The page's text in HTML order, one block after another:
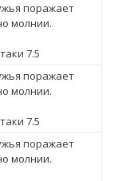
поражает
молнии.
7.5
поражает
молнии.
7.5
поражает
молнии.